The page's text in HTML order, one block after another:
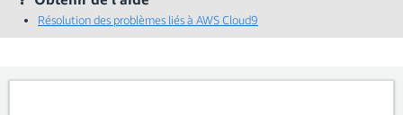
Résolution des problèmes liés à AWS Cloud9